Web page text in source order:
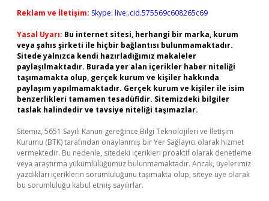
Reklam ve İletişim: Skype: live:.cid.575569c608265c69
Yasal Uyarı: Bu internet sitesi, herhangi bir marka, kurum
veya şahıs şirketi ile hiçbir bağlantısı bulunmamaktadır.
Sitede yalnızca kendi hazırladığımız makaleler
paylaşılmaktadır. Burada yer alan içerikler haber niteliği
taşımamakta olup, gerçek kurum ve kişiler hakkında
paylaşım yapılmamaktadır. Gerçek kurum ve kişiler ile isim
benzerlikleri tamamen tesadüfidir. Sitemizdeki bilgiler
taslak halindedir ve tavsiye niteliği taşımazlar.
Sitemiz, 5651 Sayılı Kanun gereğince Bilgi Teknolojileri ve İletişim
Kurumu (BTK) tarafından onaylanmış bir Yer Sağlayıcı olarak hizmet
vermektedir. Bu nedenle, sitedeki içerikleri proaktif olarak denetleme
veya araştırma yükümlülüğümüz bulunmamaktadır. Ancak, üyelerimiz
yazdıkları içeriklerin sorumluluğunu taşımakta olup, siteye üye olarak
bu sorumluluğu kabul etmiş sayılırlar.